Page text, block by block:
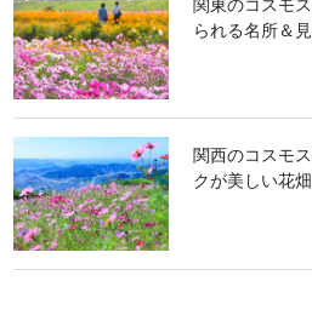
関東のコスモ
られる名所＆
関西のコスモ
クが美しい花